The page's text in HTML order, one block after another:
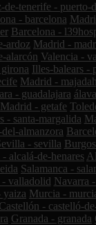
de-tenerife - puerto-
- barcelona
Barcelona -
ardoz Madrid -
alarcón Valencia -
Illes-balears -
Madrid -
- guadalajara
Madrid - getafe
- santa-margalida
almanzora
- sevilla
alcalá-de-henares
Salamanca -
valladolid Navarra
yaiza Murcia -
Castellón - castelló-
Granada - granada